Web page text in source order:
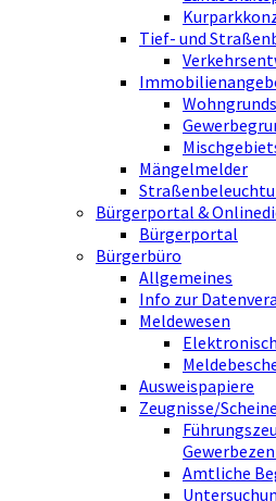
Tief- und
Mängelmelder
Bürgerportal &
Bürgerportal
Bürgerbüro
Allgemeines
Info zur
Meldewesen
Ausweispapiere
Zeugnisse/Scheine
Amtliche